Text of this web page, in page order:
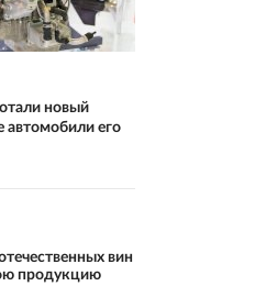
новый
автомобили его
вин
продукцию